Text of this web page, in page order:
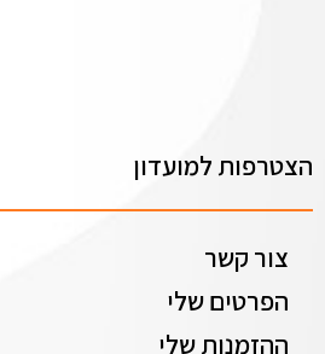
הצטרפות למועדון
צור קשר
הפרטים שלי
ההזמנות שלי